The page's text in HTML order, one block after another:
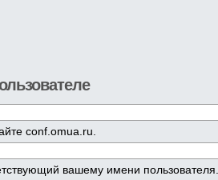
conf.omua.ru.
вашему имени пользователя.